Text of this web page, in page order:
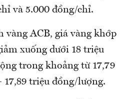
và 5.000 đồng/chỉ.
vàng ACB, giá vàng khớp
xuống dưới 18 triệu
trong khoảng từ 17,79
triệu đồng/lượng.